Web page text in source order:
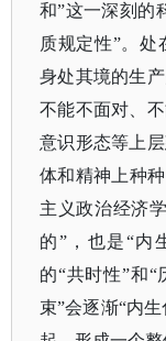
和”这一深刻的
质规定性”。
身处其境的生
不能不面对、
意识形态等上
体和精神上种
主义政治经济
的”，也是“内
的“共时性”和
束”会逐渐“内